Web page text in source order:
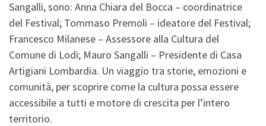
Sangalli, sono: Anna Chiara del Bocca – coordinatrice
del Festival; Tommaso Premoli – ideatore del Festival;
Francesco Milanese – Assessore alla Cultura del
Comune di Lodi; Mauro Sangalli – Presidente di Casa
Artigiani Lombardia. Un viaggio tra storie, emozioni e
comunità, per scoprire come la cultura possa essere
accessibile a tutti e motore di crescita per l’intero
territorio.